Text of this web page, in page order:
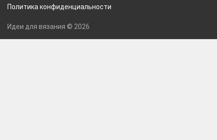
Политика конфиденциальности
Идеи для вязания © 2026